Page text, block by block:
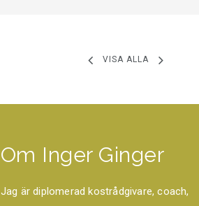
VISA ALLA
Om Inger Ginger
Jag är diplomerad kostrådgivare, coach,